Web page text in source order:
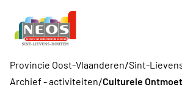
Provincie Oost-Vlaanderen/Sint-
Archief - activiteiten/Culturele